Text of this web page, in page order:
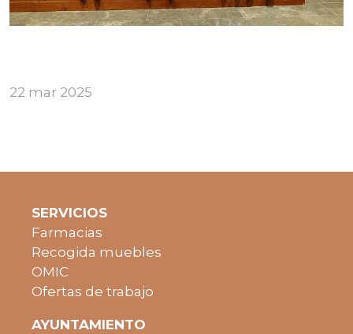
22 mar 2025
SERVICIOS
Farmacias
Recogida muebles
OMIC
Ofertas de trabajo
AYUNTAMIENTO